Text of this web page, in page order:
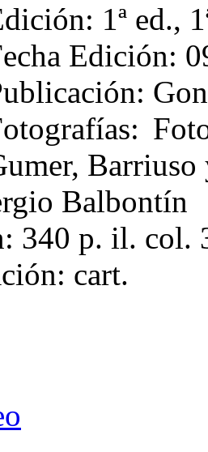
1ª ed.,
Edición:
Balbontín
340 p. il. col.
cart.